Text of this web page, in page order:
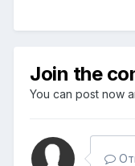
Join the
You can post now